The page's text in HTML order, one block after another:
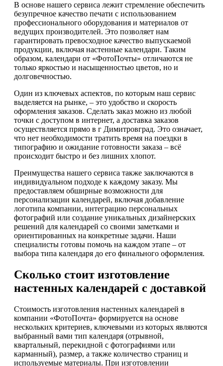
В основе нашего сервиса лежит стремление обеспечить
безупречное качество печати с использованием
профессионального оборудования и материалов от
ведущих производителей. Это позволяет нам
гарантировать превосходное качество выпускаемой
продукции, включая настенные календари. Таким
образом, календари от «ФотоПочты» отличаются не
только яркостью и насыщенностью цветов, но и
долговечностью.
Один из ключевых аспектов, по которым наш сервис
выделяется на рынке, – это удобство и скорость
оформления заказов. Сделать заказ можно из любой
точки с доступом в интернет, а доставка заказов
осуществляется прямо в г Димитровград. Это означает,
что нет необходимости тратить время на поездки в
типографию и ожидание готовности заказа – всё
происходит быстро и без лишних хлопот.
Преимущества нашего сервиса также заключаются в
индивидуальном подходе к каждому заказу. Мы
предоставляем обширные возможности для
персонализации календарей, включая добавление
логотипа компании, интеграцию персональных
фотографий или создание уникальных дизайнерских
решений для календарей со своими заметками и
ориентированных на конкретные задачи. Наши
специалисты готовы помочь на каждом этапе – от
выбора типа календаря до его финального оформления.
Сколько стоит изготовление
настенных календарей с доставкой
Стоимость изготовления настенных календарей в
компании «ФотоПочта» формируется на основе
нескольких критериев, ключевыми из которых являются
выбранный вами тип календаря (отрывной,
квартальный, перекидной с фотографиями или
карманный), размер, а также количество страниц и
используемые материалы. При изготовлении